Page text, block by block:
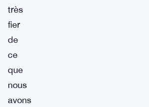
très
fier
de
ce
que
nous
avons